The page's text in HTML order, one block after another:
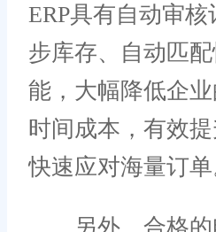
ERP具有自动审核
步库存、自动匹
能，大幅降低企
时间成本，有效提
快速应对海量订单